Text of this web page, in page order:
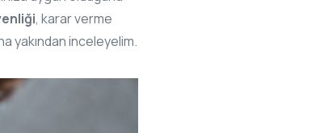
, karar verme
yakından inceleyelim.